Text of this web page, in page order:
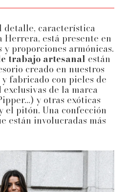
detalle, característica
Herrera, está presente en
y proporciones armónicas.
trabajo artesanal están
creado en nuestros
fabricado con pieles de
de la marca
y otras exóticas
el pitón. Una confección
están involucradas más